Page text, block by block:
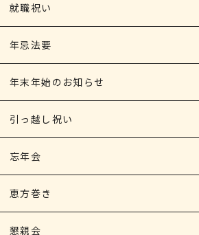
就職祝い
年忌法要
年末年始のお知らせ
引っ越し祝い
忘年会
恵方巻き
懇親会